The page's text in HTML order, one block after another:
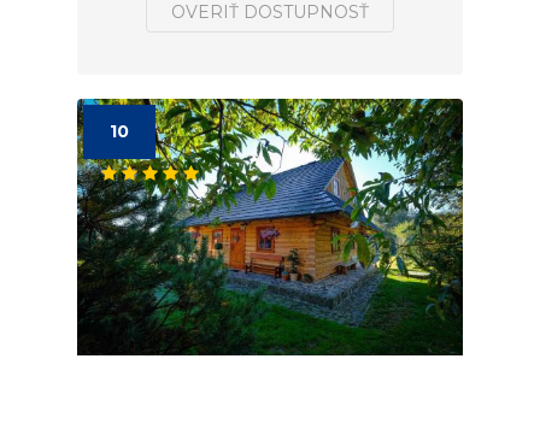
OVERIŤ DOSTUPNOSŤ
10